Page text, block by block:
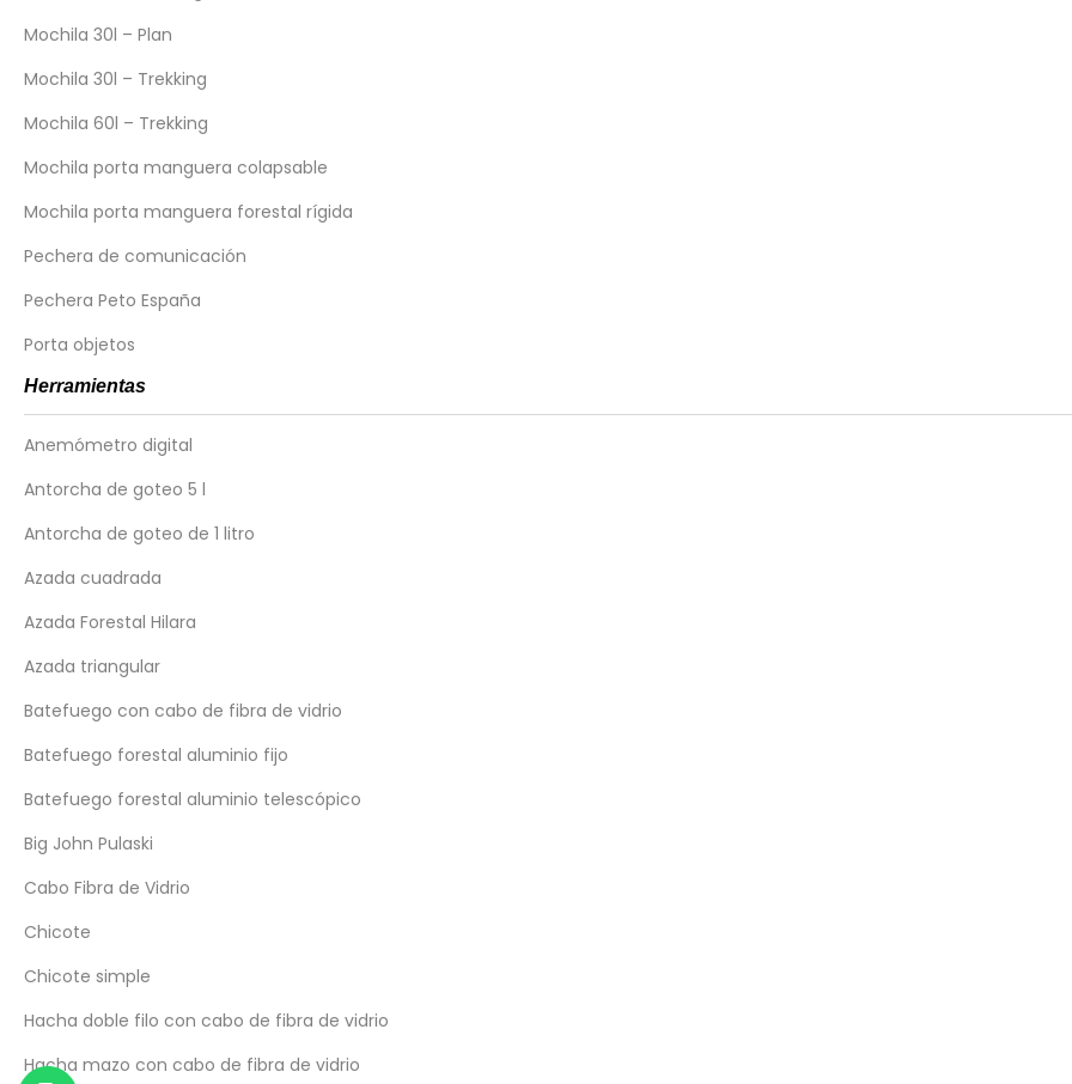
Mochila 30l – Plan
Mochila 30l – Trekking
Mochila 60l – Trekking
Mochila porta manguera colapsable
Mochila porta manguera forestal rígida
Pechera de comunicación
Pechera Peto España
Porta objetos
Herramientas
Anemómetro digital
Antorcha de goteo 5 l
Antorcha de goteo de 1 litro
Azada cuadrada
Azada Forestal Hilara
Azada triangular
Batefuego con cabo de fibra de vidrio
Batefuego forestal aluminio fijo
Batefuego forestal aluminio telescópico
Big John Pulaski
Cabo Fibra de Vidrio
Chicote
Chicote simple
Hacha doble filo con cabo de fibra de vidrio
Hacha mazo con cabo de fibra de vidrio
Últimas noticias
Inforest LATAM:
Brasil 1238 - Alta Gracia (5186)
Córdoba Argentina
C Estaño 32, Campo Real
100A Agias Marinas str.
Solicitar catálogo
Seleccionar tipo de usuario
Descargar
Request catalog
Name
User type